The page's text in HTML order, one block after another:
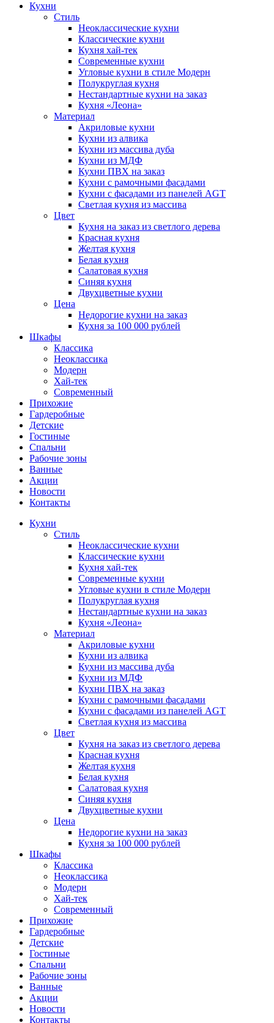
Кухни
Стиль
Неоклассические кухни
Классические кухни
Кухня хай-тек
Современные кухни
Угловые кухни в стиле Модерн
Полукруглая кухня
Нестандартные кухни на заказ
Кухня «Леона»
Материал
Акриловые кухни
Кухни из алвика
Кухни из массива дуба
Кухни из МДФ
Кухни ПВХ на заказ
Кухни с рамочными фасадами
Кухни с фасадами из панелей AGT
Светлая кухня из массива
Цвет
Кухня на заказ из светлого дерева
Красная кухня
Желтая кухня
Белая кухня
Салатовая кухня
Синяя кухня
Двухцветные кухни
Цена
Недорогие кухни на заказ
Кухня за 100 000 рублей
Шкафы
Классика
Неоклассика
Модерн
Хай-тек
Современный
Прихожие
Гардеробные
Детские
Гостиные
Спальни
Рабочие зоны
Ванные
Акции
Новости
Контакты
Кухни
Стиль
Неоклассические кухни
Классические кухни
Кухня хай-тек
Современные кухни
Угловые кухни в стиле Модерн
Полукруглая кухня
Нестандартные кухни на заказ
Кухня «Леона»
Материал
Акриловые кухни
Кухни из алвика
Кухни из массива дуба
Кухни из МДФ
Кухни ПВХ на заказ
Кухни с рамочными фасадами
Кухни с фасадами из панелей AGT
Светлая кухня из массива
Цвет
Кухня на заказ из светлого дерева
Красная кухня
Желтая кухня
Белая кухня
Салатовая кухня
Синяя кухня
Двухцветные кухни
Цена
Недорогие кухни на заказ
Кухня за 100 000 рублей
Шкафы
Классика
Неоклассика
Модерн
Хай-тек
Современный
Прихожие
Гардеробные
Детские
Гостиные
Спальни
Рабочие зоны
Ванные
Акции
Новости
Контакты